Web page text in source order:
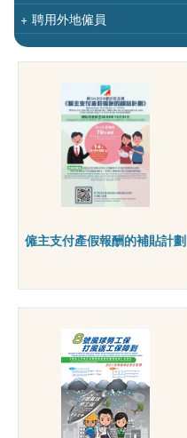
+ 聘用外地僱員
僱主支付產假報酬的補貼計劃